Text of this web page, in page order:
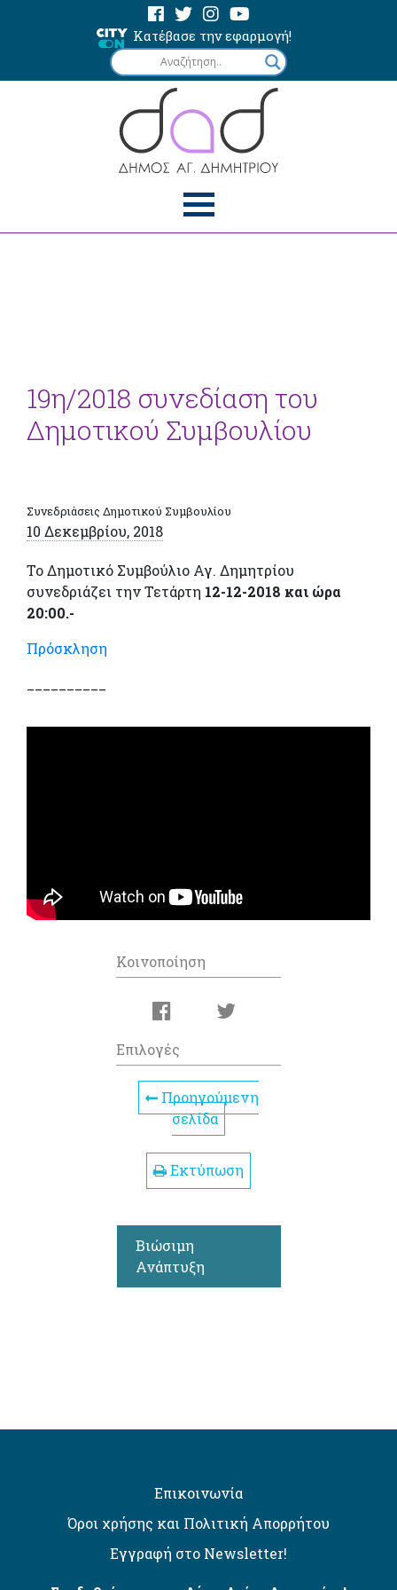
Κατέβασε την εφαρμογή!
19η/2018 συνεδίαση του
Δημοτικού Συμβουλίου
Συνεδριάσεις Δημοτικού Συμβουλίου
10 Δεκεμβρίου, 2018
Το Δημοτικό Συμβούλιο Αγ. Δημητρίου
συνεδριάζει την Τετάρτη 12-12-2018 και ώρα
20:00.-
Πρόσκληση
Κοινοποίηση
Επιλογές
Προηγούμενη
σελίδα
Εκτύπωση
Βιώσιμη
Ανάπτυξη
Επικοινωνία
Όροι χρήσης και Πολιτική Απορρήτου
Εγγραφή στο Newsletter!